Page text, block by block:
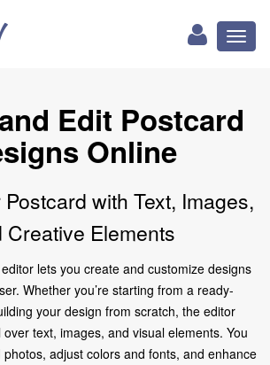
Edit Postcard
Online
with Text, Images,
Creative Elements
lets you create and customize designs
Whether you’re starting from a ready-
your design from scratch, the editor
text, images, and visual elements. You
adjust colors and fonts, and enhance